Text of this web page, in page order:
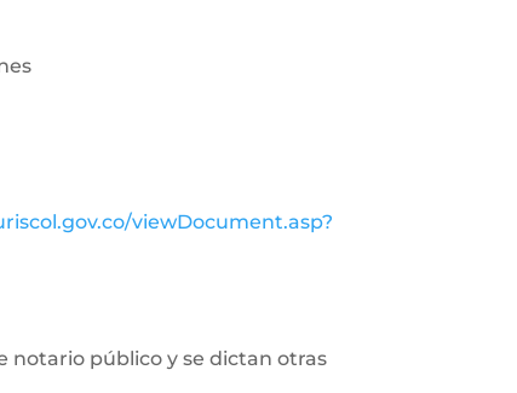
viewDocument.asp?
notario público y se dictan otras